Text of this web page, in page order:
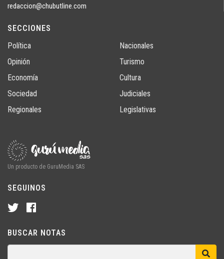
redaccion@chubutline.com
SECCIONES
Política
Opinión
Economía
Sociedad
Regionales
Nacionales
Turismo
Cultura
Judiciales
Legislativas
Un producto de GuruMedia SAS
SEGUINOS
BUSCAR NOTAS